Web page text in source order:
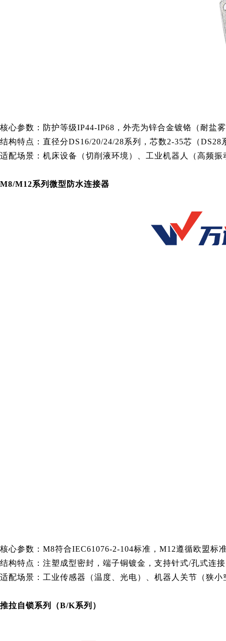
核心参数：防护等级IP44-IP68，外壳为锌合金镀铬（耐盐
结构特点：直径分DS16/20/24/28系列，芯数2-35芯（
适配场景：机床设备（切削液环境）、工业机器人（高频
M8/M12系列微型防水连接器
核心参数：M8符合IEC61076-2-104标准，M12遵循欧盟
结构特点：注塑成型密封，端子铜镀金，支持针式/孔式连
适配场景：工业传感器（温度、光电）、机器人关节（狭
推拉自锁系列（B/K系列）